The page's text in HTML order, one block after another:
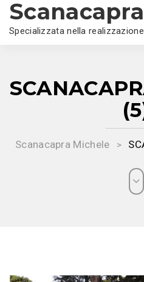
Specializzata nella
Scanacapra Michele >